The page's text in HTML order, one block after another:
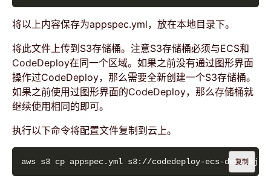
将以上内容保存为appspec.yml，放在本地目录下。
将此文件上传到S3存储桶。注意S3存储桶必须与ECS和
CodeDeploy在同一个区域。如果之前没有通过图形界面
操作过CodeDeploy，那么需要全新创建一个S3存储桶。
如果之前使用过图形界面的CodeDeploy，那么存储桶就
继续使用相同的即可。
执行以下命令将配置文件复制到云上。
复制